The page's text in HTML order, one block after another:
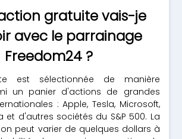
gratuite vais-je
avec le parrainage
Freedom24 ?
est sélectionnée de manière
un panier d'actions de grandes
: Apple, Tesla, Microsoft,
et d'autres sociétés du S&P 500. La
peut varier de quelques dollars à